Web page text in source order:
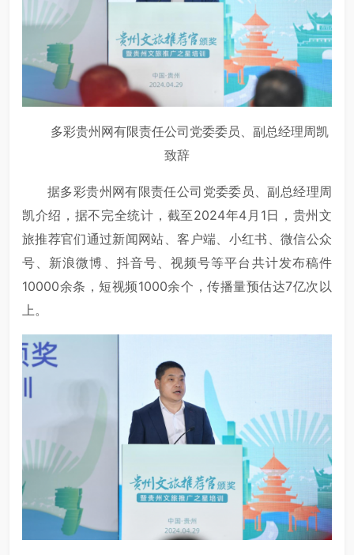
多彩贵州网有限责任公司党委委员、副总经理周凯
致辞
据多彩贵州网有限责任公司党委委员、副总经理周
凯介绍，据不完全统计，截至2024年4月1日，贵州文
旅推荐官们通过新闻网站、客户端、小红书、微信公众
号、新浪微博、抖音号、视频号等平台共计发布稿件
10000余条，短视频1000余个，传播量预估达7亿次以
上。